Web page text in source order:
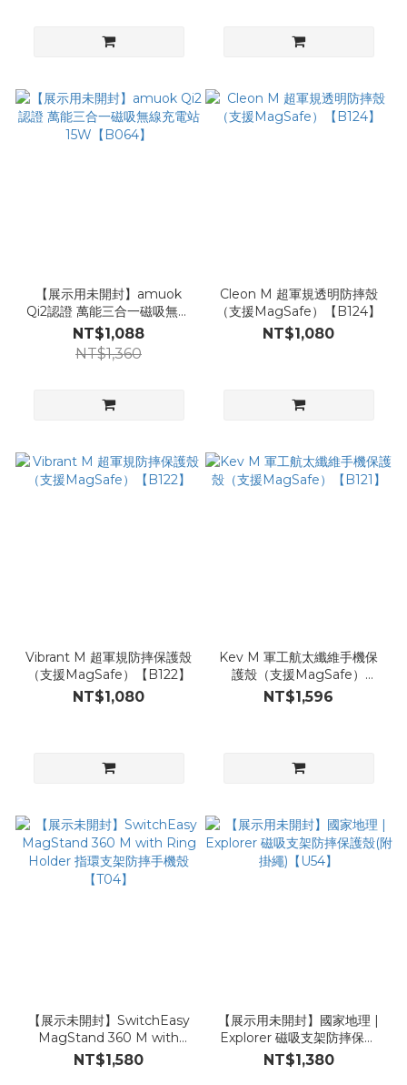
【展示用未開封】amuok
Qi2認證 萬能三合一磁吸無線
充電站 15W【B064】
NT$1,088
NT$1,360
Cleon M 超軍規透明防摔殼
（支援MagSafe）【B124】
NT$1,080
Vibrant M 超軍規防摔保護殼
（支援MagSafe）【B122】
NT$1,080
Kev M 軍工航太纖維手機保
護殼（支援MagSafe）
【B121】
NT$1,596
【展示未開封】SwitchEasy
MagStand 360 M with
Ring Holder 指環支架防摔手
機殼【T04】
NT$1,580
【展示用未開封】國家地理 |
Explorer 磁吸支架防摔保護
殼(附掛繩)【U54】
NT$1,380